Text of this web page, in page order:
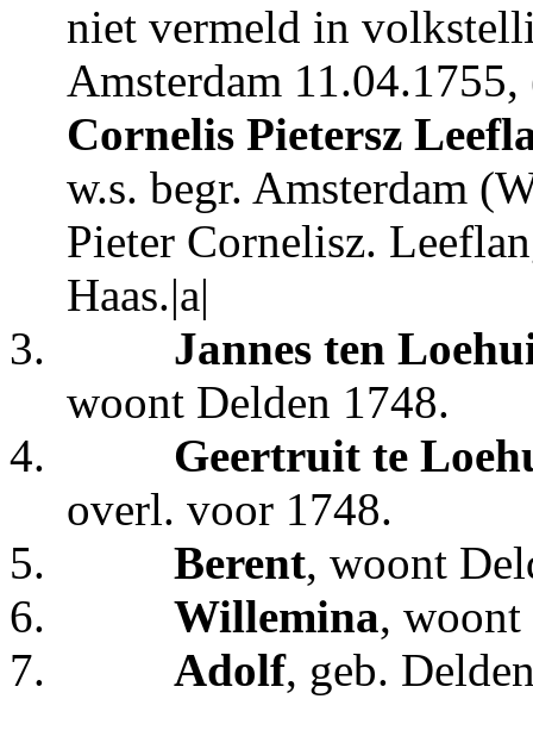
niet vermeld in
Amsterdam
Cornelis Pietersz
w.s. begr. Amsterdam
Pieter Cornelisz.
Haas.|a|
3.
Jannes ten
woont Delden 1748.
4.
Geertruit te
overl. voor 1748.
5.
Berent, woont
6.
Willemina, woont
7.
Adolf, geb.